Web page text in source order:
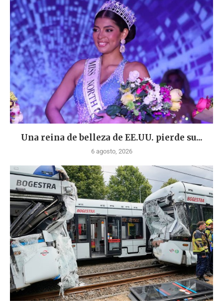
Una reina de belleza de EE.UU. pierde su...
6 agosto, 2026